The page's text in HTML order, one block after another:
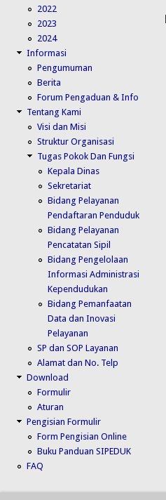
2022
2023
2024
Informasi
Pengumuman
Berita
Forum Pengaduan & Info
Tentang Kami
Visi dan Misi
Struktur Organisasi
Tugas Pokok Dan Fungsi
Kepala Dinas
Sekretariat
Bidang Pelayanan
Pendaftaran Penduduk
Bidang Pelayanan
Pencatatan Sipil
Bidang Pengelolaan
Informasi Administrasi
Kependudukan
Bidang Pemanfaatan
Data dan Inovasi
Pelayanan
SP dan SOP Layanan
Alamat dan No. Telp
Download
Formulir
Aturan
Pengisian Formulir
Form Pengisian Online
Buku Panduan SIPEDUK
FAQ